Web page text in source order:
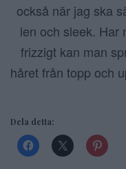
också när jag ska
len och sleek. Har
frizzigt kan man
håret från topp och
Dela detta: